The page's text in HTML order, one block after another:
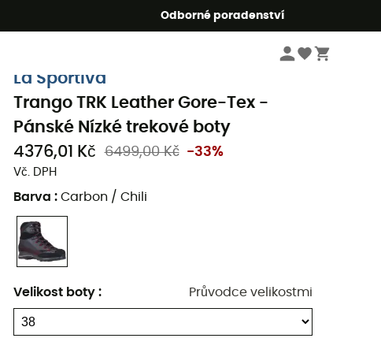
Odborné poradenství
Pánské trekové boty & turistické
La Sportiva
Trango TRK Leather Gore-Tex -
Pánské Nízké trekové boty
4376,01 Kč
6499,00 Kč -33%
Vč. DPH
Barva : Carbon / Chili
Velikost boty : Průvodce velikostmi